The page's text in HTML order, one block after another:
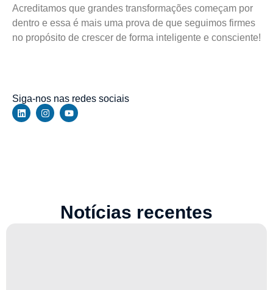
Acreditamos que grandes transformações começam por
dentro e essa é mais uma prova de que seguimos firmes
no propósito de crescer de forma inteligente e consciente!
Siga-nos nas redes sociais
Notícias recentes